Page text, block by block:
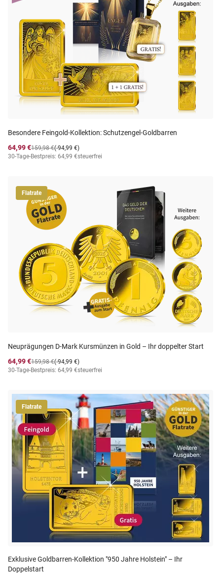
Besondere Feingold-Kollektion: Schutzengel-Goldbarren
64,99 €
(-94,99 €)
159,98 €
30-Tage-Bestpreis: 64,99 €steuerfrei
Flatrate
Neuprägungen D-Mark Kursmünzen in Gold – Ihr doppelter Start
64,99 €
(-94,99 €)
159,98 €
30-Tage-Bestpreis: 64,99 €steuerfrei
Flatrate
Exklusive Goldbarren-Kollektion "950 Jahre Holstein" – Ihr
Doppelstart